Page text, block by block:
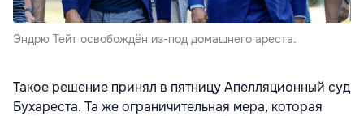
Эндрю Тейт освобождён из-под домашнего ареста.
Такое решение принял в пятницу Апелляционный суд
Бухареста. Та же ограничительная мера, которая